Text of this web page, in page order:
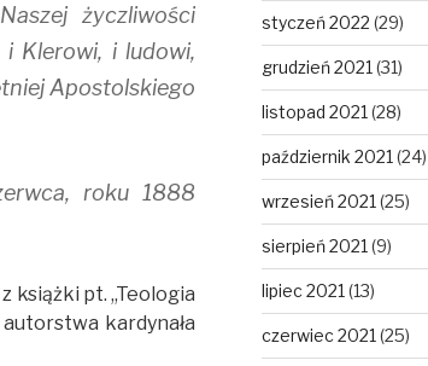
życzliwości
Klerowi, i ludowi,
Apostolskiego
roku 1888
książki pt. ,,Teologia
kardynała
styczeń 2022 (29)
grudzień 2021 (31)
listopad 2021 (28)
październik 2021 (24)
wrzesień 2021 (25)
sierpień 2021 (9)
lipiec 2021 (13)
czerwiec 2021 (25)